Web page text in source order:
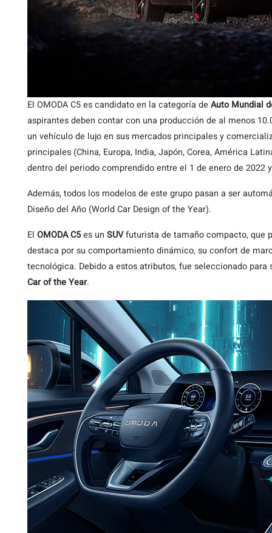
El OMODA C5 es candidato en la categoría de Auto Mundial
aspirantes deben contar con una producción de al menos
un vehículo de lujo en sus mercados principales y
principales (China, Europa, India, Japón, Corea, América
dentro del periodo comprendido entre el 1 de enero de 2022
Además, todos los modelos de este grupo pasan a ser
Diseño del Año (World Car Design of the Year).
El OMODA C5es un SUVfuturista de tamaño compacto, que
destaca por su comportamiento dinámico, su confort de
tecnológica. Debido a estos atributos, fue seleccionado
Car of the Year.